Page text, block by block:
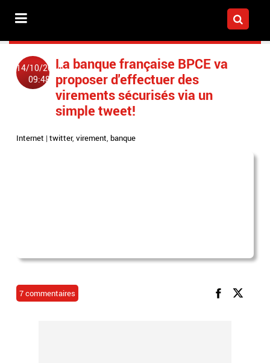
14/10/2014
09:48
La banque française BPCE va
proposer d'effectuer des
virements sécurisés via un
simple tweet!
Internet |twitter,virement,banque
7 commentaires